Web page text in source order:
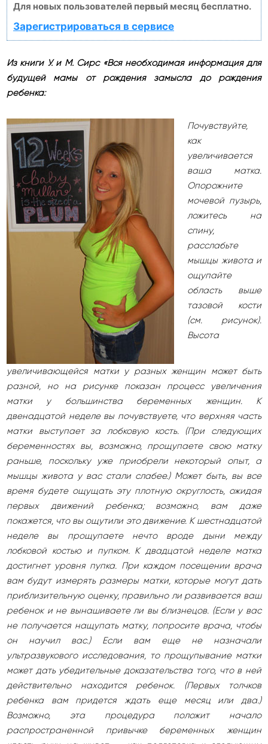
Для новых пользователей первый месяц бесплатно.
Зарегистрироваться в сервисе
Из книги У. и М. Сирс «Вся необходимая информация для
будущей мамы от рождения замысла до рождения
ребенка:
Почувствуйте,
как
увеличивается
ваша матка.
Опорожните
мочевой пузырь,
ложитесь на
спину,
расслабьте
мышцы живота и
ощупайте
область выше
тазовой кости
(см. рисунок).
Высота
увеличивающейся матки у разных женщин может быть
разной, но на рисунке показан процесс увеличения
матки у большинства беременных женщин. К
двенадцатой неделе вы почувствуете, что верхняя часть
матки выступает за лобковую кость. (При следующих
беременностях вы, возможно, прощупаете свою матку
раньше, поскольку уже приобрели некоторый опыт, а
мышцы живота у вас стали слабее.) Может быть, вы все
время будете ощущать эту плотную округлость, ожидая
первых движений ребенка; возможно, вам даже
покажется, что вы ощутили это движение. К шестнадцатой
неделе вы прощупаете нечто вроде дыни между
лобковой костью и пупком. К двадцатой неделе матка
достигнет уровня пупка. При каждом посещении врача
вам будут измерять размеры матки, которые могут дать
приблизительную оценку, правильно ли развивается ваш
ребенок и не вынашиваете ли вы близнецов. (Если у вас
не получается нащупать матку, попросите врача, чтобы
он научил вас.) Если вам еще не назначали
ультразвукового исследования, то прощупывание матки
может дать убедительные доказательства того, что в ней
действительно находится ребенок. (Первых толчков
ребенка вам придется ждать еще месяц или два.)
Возможно, эта процедура положит начало
распространенной привычке беременных женщин